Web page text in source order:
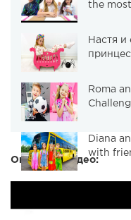
the
Настя и
Roma
Diana
with
Описание видео: